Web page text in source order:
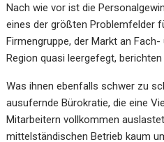
Nach wie vor ist die
eines der größten Problemfelder
Firmengruppe, der Markt an
Region quasi leergefegt,
Was ihnen ebenfalls schwer zu
ausufernde Bürokratie, die eine
Mitarbeitern vollkommen
mittelständischen Betrieb kaum